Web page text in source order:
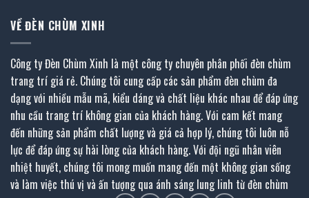
VỀ ĐÈN CHÙM XINH
Công ty Đèn Chùm Xinh là một công ty chuyên phân phối đèn chùm
trang trí giá rẻ. Chúng tôi cung cấp các sản phẩm đèn chùm đa
dạng với nhiều mẫu mã, kiểu dáng và chất liệu khác nhau để đáp ứng
nhu cầu trang trí không gian của khách hàng. Với cam kết mang
đến những sản phẩm chất lượng và giá cả hợp lý, chúng tôi luôn nỗ
lực để đáp ứng sự hài lòng của khách hàng. Với đội ngũ nhân viên
nhiệt huyết, chúng tôi mong muốn mang đến một không gian sống
và làm việc thú vị và ấn tượng qua ánh sáng lung linh từ đèn chùm